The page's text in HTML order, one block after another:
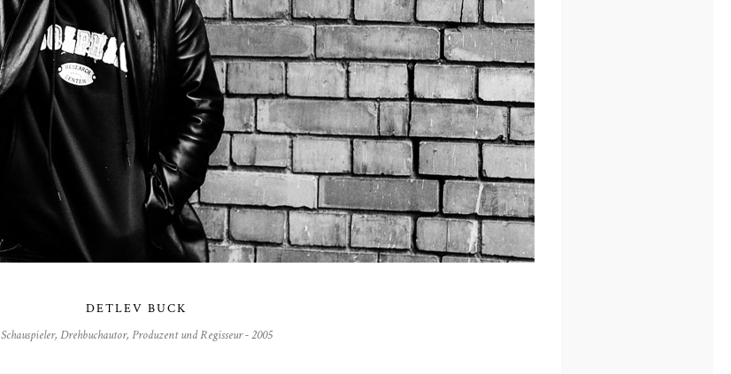
DETLEV BUCK
Schauspieler, Drehbuchautor, Produzent und Regisseur - 2005